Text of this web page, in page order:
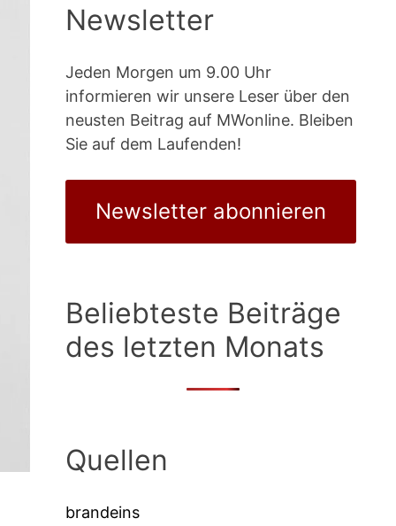
Newsletter
Jeden Morgen um 9.00 Uhr
informieren wir unsere Leser über den
neusten Beitrag auf MWonline. Bleiben
Sie auf dem Laufenden!
Newsletter abonnieren
Beliebteste Beiträge
des letzten Monats
Quellen
brandeins